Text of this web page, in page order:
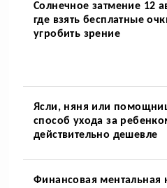
Солнечное затмение 12
где взять бесплатные
угробить зрение
Ясли, няня или
способ ухода за
действительно дешевле
Финансовая ментальная